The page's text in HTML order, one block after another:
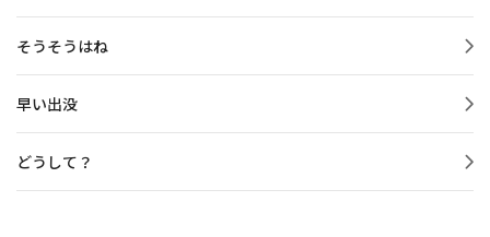
そうそうはね
早い出没
どうして？